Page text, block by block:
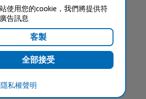
使用您的cookie，我們將提供符
告訊息
隱私權聲明
的營養：天然與科學的完美結合
里費德里克二世大學的首
隊合作下，法米納獸醫研
將數年的科學研究成果，
食動物設計的營養配方－
。